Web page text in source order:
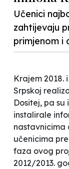
Učenici
zahtijevaju
primjenom i
Krajem 2018.
Srpskoj
Dositej, pa su
instalirale
nastavnicima
učenicima
faza ovog
2012/2013.